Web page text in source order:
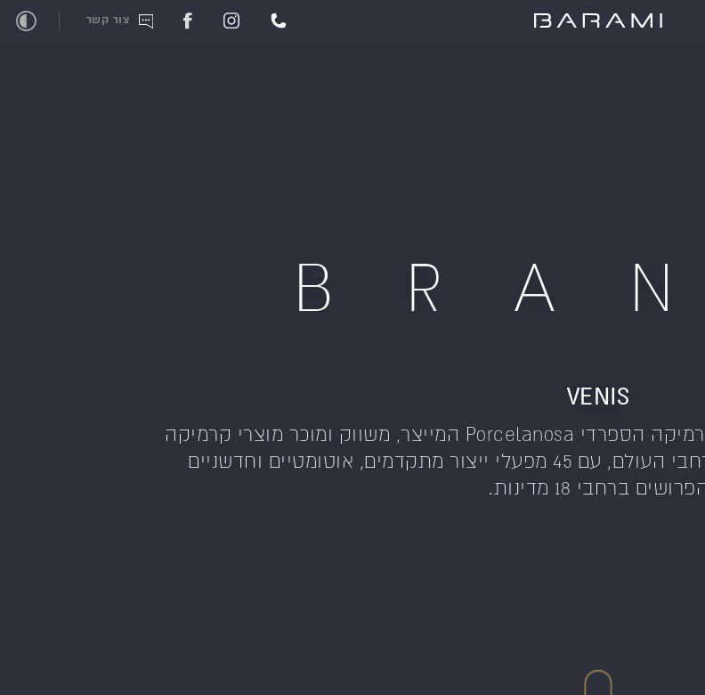
צור קשר
VENIS
venis הינה חברת בת ומותג של ענק הקרמיקה הספרדי Porcelanosa המייצר, משווק ומוכר מוצרי קרמיקה
וגרניט פורצלן ביותר מ-100 מדינות ברחבי העולם, עם 45 מפעלי ייצור מתקדמים, אוטומטיים וחדשניים
ברחבי 18 מדינות.